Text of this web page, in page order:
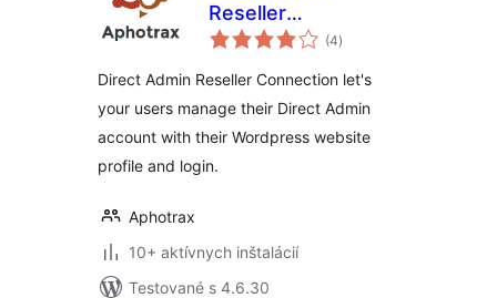
Reseller
Connection (4celkové
hodnotenie
)
Direct Admin Reseller Connection let's
your users manage their Direct Admin
account with their Wordpress website
profile and login.
Aphotrax
10+ aktívnych inštalácií
Testované s 4.6.30